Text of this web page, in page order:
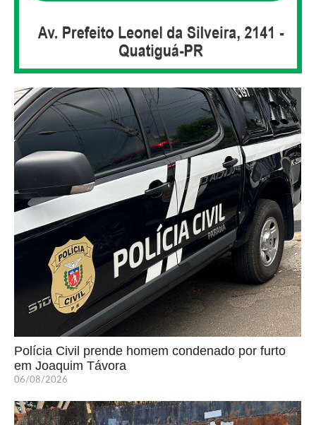
Polícia Civil prende homem condenado por furto
em Joaquim Távora
06/08/2026